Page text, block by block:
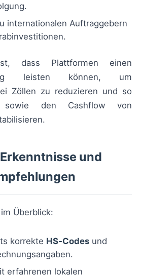
internationalen Auftraggebern
dass Plattformen einen
leisten können, um
Zöllen zu reduzieren und so
sowie den Cashflow von
und
Überblick:
korrekte HS‑Codes und
erfahrenen lokalen